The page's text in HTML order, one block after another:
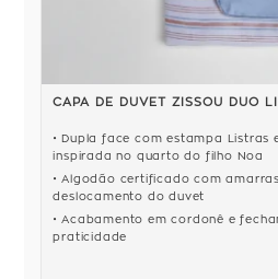
CAPA DE DUVET ZISSOU DUO
Dupla face com estampa Listras
inspirada no quarto do filho Noa
Algodão certificado com
deslocamento do duvet
Acabamento em cordonê e
praticidade